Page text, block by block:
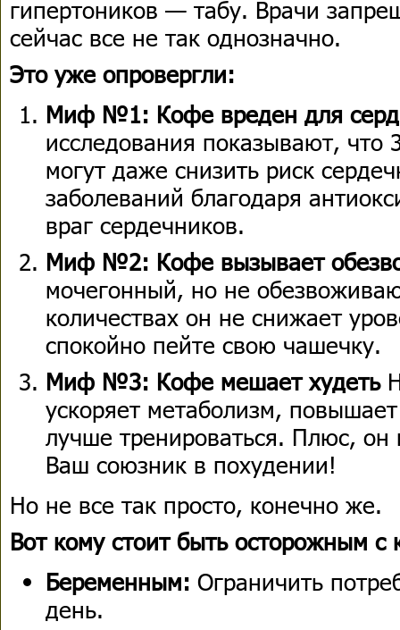
гипертоников — табу. Врачи
сейчас все не так однозначно.
Это уже опровергли:
Миф №1: Кофе вреден для
исследования показывают,
могут даже снизить риск
заболеваний благодаря
враг сердечников.
Миф №2: Кофе вызывает
мочегонный, но не
количествах он не снижает
спокойно пейте свою чашечку.
Миф №3: Кофе мешает худеть
ускоряет метаболизм,
лучше тренироваться. Плюс, он
Ваш союзник в похудении!
Но не все так просто, конечно же.
Вот кому стоит быть осторожным с
Беременным: Ограничить
день.